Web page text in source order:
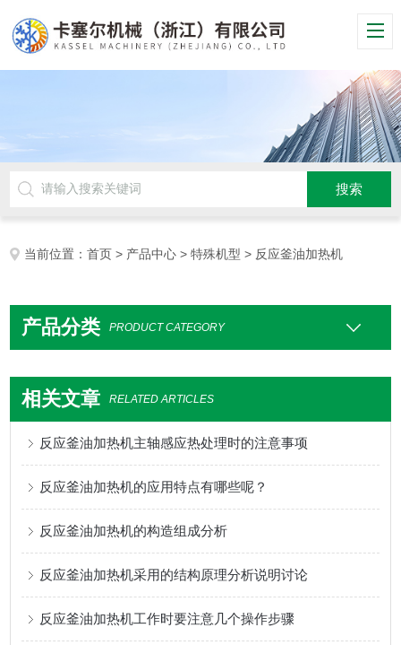
当前位置：首页 > 产品中心 >特殊机型 > 反应釜油加热机
产品分类 PRODUCT CATEGORY
相关文章 RELATED ARTICLES
反应釜油加热机主轴感应热处理时的注意事项
反应釜油加热机的应用特点有哪些呢？
反应釜油加热机的构造组成分析
反应釜油加热机采用的结构原理分析说明讨论
反应釜油加热机工作时要注意几个操作步骤